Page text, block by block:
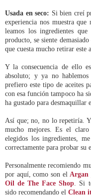
Usada en seco: Si bien creí
experiencia nos muestra
leamos los ingredientes
producto, se siente
que cuesta mucho retirar este
Y la consecuencia de ello
absoluto; y ya no
prefiero este tipo de aceites
con esa función tampoco ha
ha gustado para desmaquillar
Así que; no, no lo repetiría.
mucho mejores. Es el
elegidos los ingredientes,
correctamente para probar su
Personalmente recomiendo
por aquí, como son elArgan
Oil de The Face Shop. Si
sido recomendando el Clean